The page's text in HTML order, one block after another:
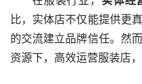
比，实体店不仅能提供更
的交流建立品牌信任。然
资源下，高效运营服装店